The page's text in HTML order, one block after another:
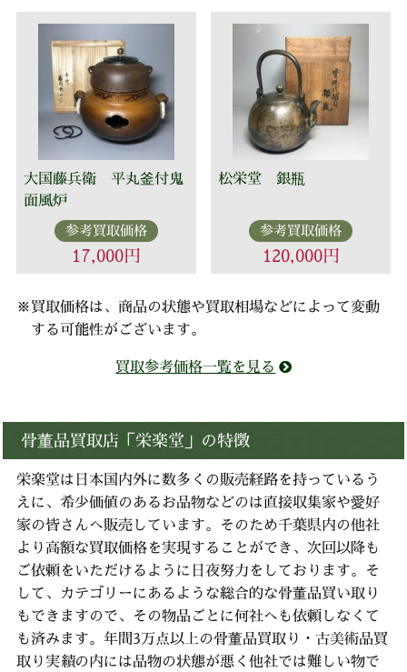
大国藤兵衛 平丸釜付鬼
面風炉
参考買取価格
17,000円
松栄堂 銀瓶
参考買取価格
120,000円
※買取価格は、商品の状態や買取相場などによって変動
する可能性がございます。
買取参考価格一覧を見る
骨董品買取店「栄楽堂」の特徴
栄楽堂は日本国内外に数多くの販売経路を持っているう
えに、 希少価値のあるお品物などのは直接収集家や愛好
家の皆さんへ販売しています。 そのため千葉県内の他社
より高額な買取価格を実現することができ、次回以降も
ご依頼をいただけるように日夜努力をしております。 そ
して、カテゴリーにあるような総合的な骨董品買い取り
もできますので、その物品ごとに何社へも依頼しなくて
も済みます。 年間3万点以上の骨董品買取り・古美術品買
取り実績の内には品物の状態が悪く他社では難しい物で